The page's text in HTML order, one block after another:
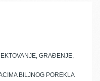
GRAĐENJE,
BILJNOG POREKLA